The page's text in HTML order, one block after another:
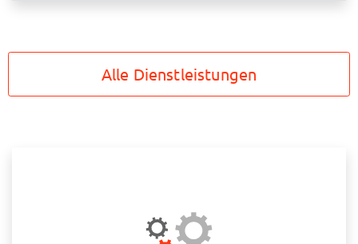
Alle Dienstleistungen